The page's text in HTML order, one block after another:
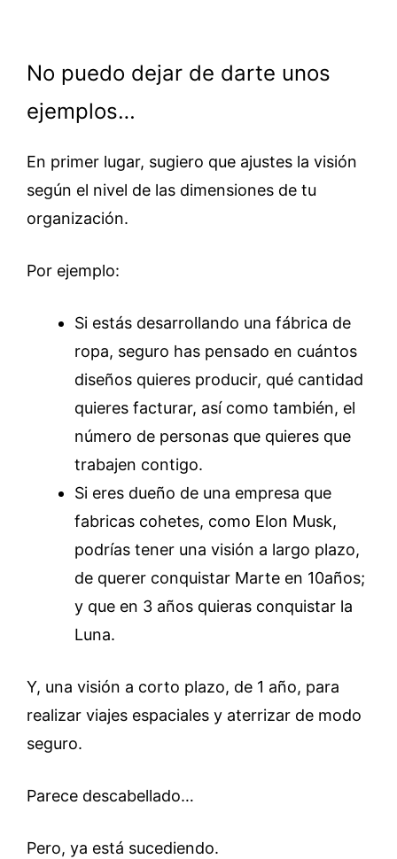
No puedo dejar de darte unos
ejemplos…
En primer lugar, sugiero que ajustes la visión
según el nivel de las dimensiones de tu
organización.
Por ejemplo:
Si estás desarrollando una fábrica de
ropa, seguro has pensado en cuántos
diseños quieres producir, qué cantidad
quieres facturar, así como también, el
número de personas que quieres que
trabajen contigo.
Si eres dueño de una empresa que
fabricas cohetes, como Elon Musk,
podrías tener una visión a largo plazo,
de querer conquistar Marte en 10años;
y que en 3 años quieras conquistar la
Luna.
Y, una visión a corto plazo, de 1 año, para
realizar viajes espaciales y aterrizar de modo
seguro.
Parece descabellado…
Pero, ya está sucediendo.